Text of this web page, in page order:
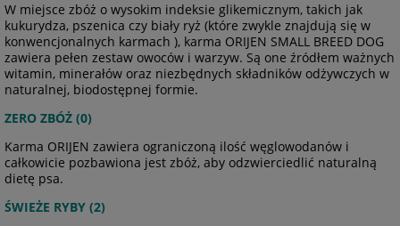
W miejsce zbóż o wysokim indeksie glikemicznym, takich jak
kukurydza, pszenica czy biały ryż (które zwykle znajdują się w
konwencjonalnych karmach ), karma ORIJEN SMALL BREED DOG
zawiera pełen zestaw owoców i warzyw. Są one źródłem ważnych
witamin, minerałów oraz niezbędnych składników odżywczych w
naturalnej, biodostępnej formie.
ZERO ZBÓŻ (0)
Karma ORIJEN zawiera ograniczoną ilość węglowodanów i
całkowicie pozbawiona jest zbóż, aby odzwierciedlić naturalną
dietę psa.
ŚWIEŻE RYBY (2)